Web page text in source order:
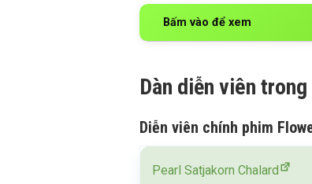
Bấm vào để xem
Dàn diễn viên
Diễn viên chính phim
Pearl Satjakorn Chalard